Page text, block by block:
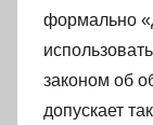
формально
законом об
допускает